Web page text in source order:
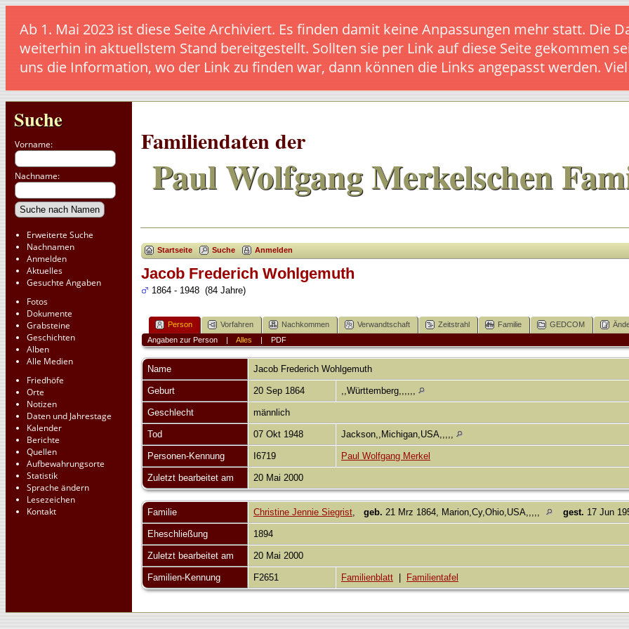
Ab 1. Mai 2023 ist diese Seite Archiviert. Es finden damit keine Anpassungen mehr statt. Die
weiterhin in aktuellstem Stand bereitgestellt. Sollten sie per Link auf diese Seite gekommen
uns die Information, wo der Link zu finden war, dann können die Links angepasst werden.
Suche
Vorname:
Nachname:
Erweiterte Suche
Nachnamen
Anmelden
Aktuelles
Gesuchte Angaben
Fotos
Dokumente
Grabsteine
Geschichten
Alben
Alle Medien
Friedhöfe
Orte
Notizen
Daten und Jahrestage
Kalender
Berichte
Quellen
Aufbewahrungsorte
Statistik
Sprache ändern
Lesezeichen
Kontakt
Familiendaten der
Paul Wolfgang Merkelschen
Startseite Suche Anmelden
Jacob Frederich Wohlgemuth
1864 - 1948 (84 Jahre)
Person Vorfahren Nachkommen Verwandtschaft Zeitstrahl Familie GEDCOM
Angaben zur Person| Alles | PDF
Name Jacob Frederich Wohlgemuth
Geburt 20 Sep 1864 ,,Württemberg,,,,,,
Geschlecht männlich
Tod 07 Okt 1948 Jackson,,Michigan,USA,,,,,
Personen-Kennung I6719 Paul Wolfgang Merkel
Zuletzt bearbeitet am 20 Mai 2000
Familie Christine Jennie Siegrist, geb. 21 Mrz 1864, Marion,Cy,Ohio,USA,,,,, gest. 17 Jun
Eheschließung 1894
Zuletzt bearbeitet am 20 Mai 2000
Familien-Kennung F2651 Familienblatt Familientafel